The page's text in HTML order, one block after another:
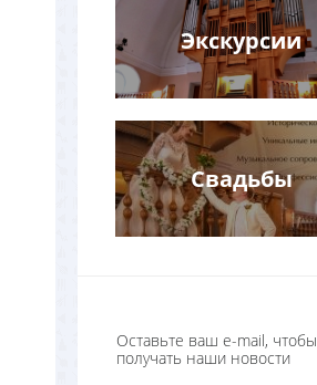
Экскурсии
Свадьбы
Оставьте ваш e-mail, чтобы
получать наши новости